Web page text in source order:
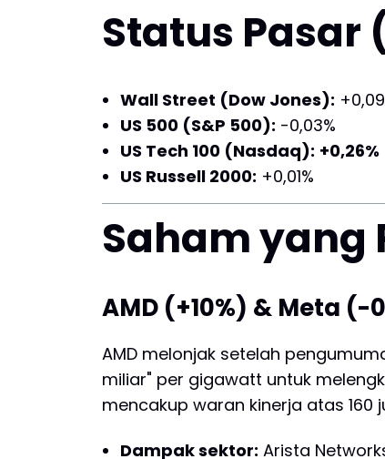
Status
Wall Street (Dow Jones):
US 500 (S&P 500): -0,03%
US Tech 100 (Nasdaq): +0,26%
US Russell 2000: +0,01%
Saham yang
AMD (+10%) & Meta (-
AMD melonjak setelah
miliar" per gigawatt untuk
mencakup waran kinerja atas 160
Dampak sektor: Arista